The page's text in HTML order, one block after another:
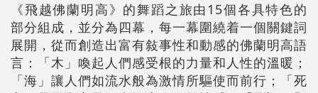
《飛越佛蘭明高》的舞蹈之旅由15個各具特色的
部分組成，並分為四幕，每一幕圍繞着一個關鍵詞
展開，從而創造出富有敍事性和動感的佛蘭明高語
言：「木」喚起人們感受根的力量和人性的溫暖；
「海」讓人們如流水般為激情所驅使而前行；「死